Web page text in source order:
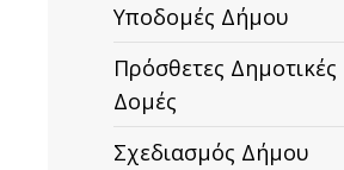
Υποδομές Δήμου
Πρόσθετες Δημοτικές
Δομές
Σχεδιασμός Δήμου